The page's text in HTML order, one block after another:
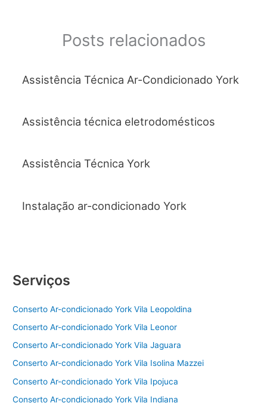
k
p
Posts relacionados
Assistência Técnica Ar-Condicionado York
Assistência técnica eletrodomésticos
Assistência Técnica York
Instalação ar-condicionado York
Serviços
Conserto Ar-condicionado York Vila Leopoldina
Conserto Ar-condicionado York Vila Leonor
Conserto Ar-condicionado York Vila Jaguara
Conserto Ar-condicionado York Vila Isolina Mazzei
Conserto Ar-condicionado York Vila Ipojuca
Conserto Ar-condicionado York Vila Indiana